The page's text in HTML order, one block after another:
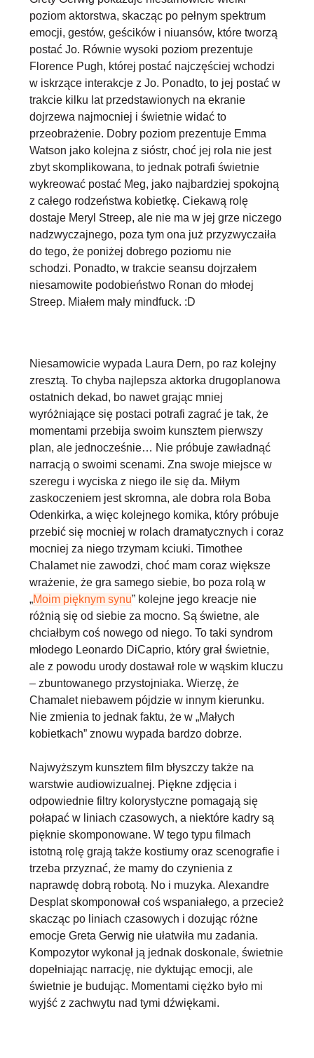
poziom aktorstwa, skacząc po pełnym spektrum
emocji, gestów, geścików i niuansów, które tworzą
postać Jo. Równie wysoki poziom prezentuje
Florence Pugh, której postać najczęściej wchodzi
w iskrzące interakcje z Jo. Ponadto, to jej postać w
trakcie kilku lat przedstawionych na ekranie
dojrzewa najmocniej i świetnie widać to
przeobrażenie. Dobry poziom prezentuje Emma
Watson jako kolejna z sióstr, choć jej rola nie jest
zbyt skomplikowana, to jednak potrafi świetnie
wykreować postać Meg, jako najbardziej spokojną
z całego rodzeństwa kobietkę. Ciekawą rolę
dostaje Meryl Streep, ale nie ma w jej grze niczego
nadzwyczajnego, poza tym ona już przyzwyczaiła
do tego, że poniżej dobrego poziomu nie
schodzi. Ponadto, w trakcie seansu dojrzałem
niesamowite podobieństwo Ronan do młodej
Streep. Miałem mały mindfuck. :D
Niesamowicie wypada Laura Dern, po raz kolejny
zresztą. To chyba najlepsza aktorka drugoplanowa
ostatnich dekad, bo nawet grając mniej
wyróżniające się postaci potrafi zagrać je tak, że
momentami przebija swoim kunsztem pierwszy
plan, ale jednocześnie… Nie próbuje zawładnąć
narracją o swoimi scenami. Zna swoje miejsce w
szeregu i wyciska z niego ile się da. Miłym
zaskoczeniem jest skromna, ale dobra rola Boba
Odenkirka, a więc kolejnego komika, który próbuje
przebić się mocniej w rolach dramatycznych i coraz
mocniej za niego trzymam kciuki. Timothee
Chalamet nie zawodzi, choć mam coraz większe
wrażenie, że gra samego siebie, bo poza rolą w
„Moim pięknym synu” kolejne jego kreacje nie
różnią się od siebie za mocno. Są świetne, ale
chciałbym coś nowego od niego. To taki syndrom
młodego Leonardo DiCaprio, który grał świetnie,
ale z powodu urody dostawał role w wąskim kluczu
– zbuntowanego przystojniaka. Wierzę, że
Chamalet niebawem pójdzie w innym kierunku.
Nie zmienia to jednak faktu, że w „Małych
kobietkach” znowu wypada bardzo dobrze.
Najwyższym kunsztem film błyszczy także na
warstwie audiowizualnej. Piękne zdjęcia i
odpowiednie filtry kolorystyczne pomagają się
połapać w liniach czasowych, a niektóre kadry są
pięknie skomponowane. W tego typu filmach
istotną rolę grają także kostiumy oraz scenografie i
trzeba przyznać, że mamy do czynienia z
naprawdę dobrą robotą. No i muzyka.Alexandre
Desplat skomponował coś wspaniałego, a przecież
skacząc po liniach czasowych i dozując różne
emocje Greta Gerwig nie ułatwiła mu zadania.
Kompozytor wykonał ją jednak doskonale, świetnie
dopełniając narrację, nie dyktując emocji, ale
świetnie je budując. Momentami ciężko było mi
wyjść z zachwytu nad tymi dźwiękami.